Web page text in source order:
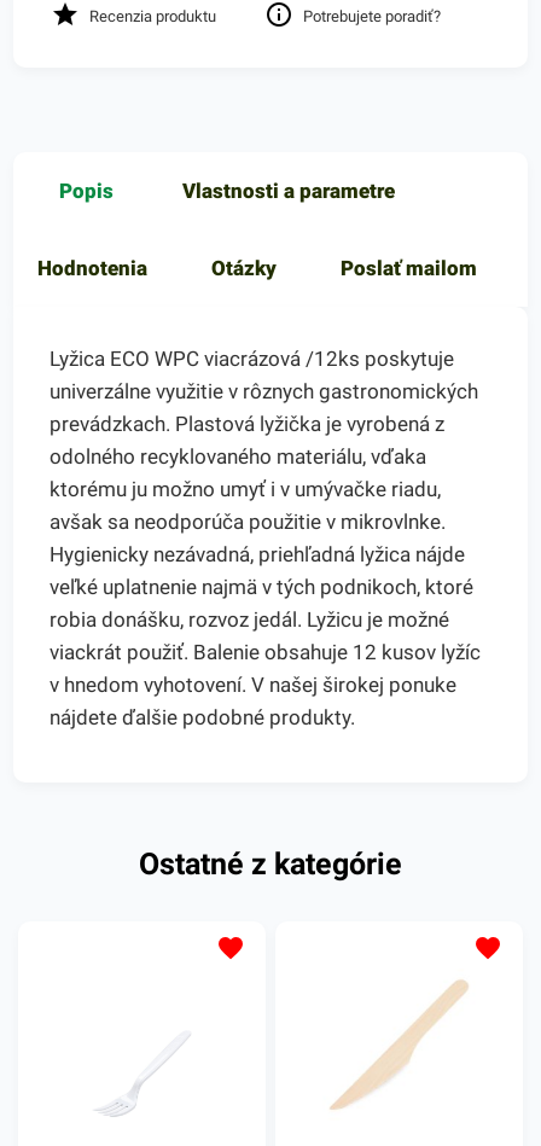
Recenzia produktu Potrebujete poradiť?
Popis Vlastnosti a parametre
Hodnotenia Otázky Poslať mailom
Lyžica ECO WPC viacrázová /12ks poskytuje
univerzálne využitie v rôznych gastronomických
prevádzkach. Plastová lyžička je vyrobená z
odolného recyklovaného materiálu, vďaka
ktorému ju možno umyť i v umývačke riadu,
avšak sa neodporúča použitie v mikrovlnke.
Hygienicky nezávadná, priehľadná lyžica nájde
veľké uplatnenie najmä v tých podnikoch, ktoré
robia donášku, rozvoz jedál. Lyžicu je možné
viackrát použiť. Balenie obsahuje 12 kusov lyžíc
v hnedom vyhotovení. V našej širokej ponuke
nájdete ďalšie podobné produkty.
Ostatné z kategórie